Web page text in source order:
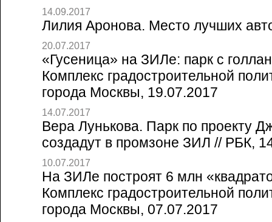
14.09.2017
Лилия Аронова. Место лучших
20.07.2017
«Гусеница» на ЗИЛе: парк с
Комплекс градостроительной
города Москвы, 19.07.2017
14.07.2017
Вера Лунькова. Парк по проекту
создадут в промзоне ЗИЛ // РБК,
10.07.2017
На ЗИЛе построят 6 млн
Комплекс градостроительной
города Москвы, 07.07.2017